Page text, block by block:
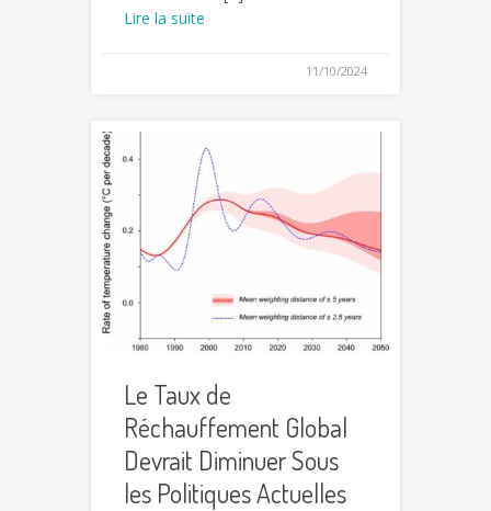
Lire la suite
11/10/2024
Le Taux de
Réchauffement Global
Devrait Diminuer Sous
les Politiques Actuelles